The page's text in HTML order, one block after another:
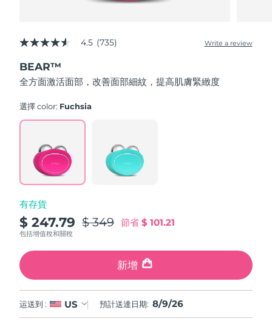
4.5
of
5
stars,
rating
Read
Reviews.
Same
page
link.
4.5 (735) Write a review
BEAR™
全方面激活面部，改善面部細紋，提高肌膚緊緻度
選擇 color: Fuchsia
有存貨
$ 247.79 $ 349 節省$ 101.21
包括增值稅和關稅
新增
运送到 : US 預計送達日期: 8/9/26
盧森堡 08/08/2026
中國澳門特別行政區
馬爾他
墨西哥
摩納哥
荷蘭
紐西蘭
挪威 08/08/2026
阿曼 預計送達日期